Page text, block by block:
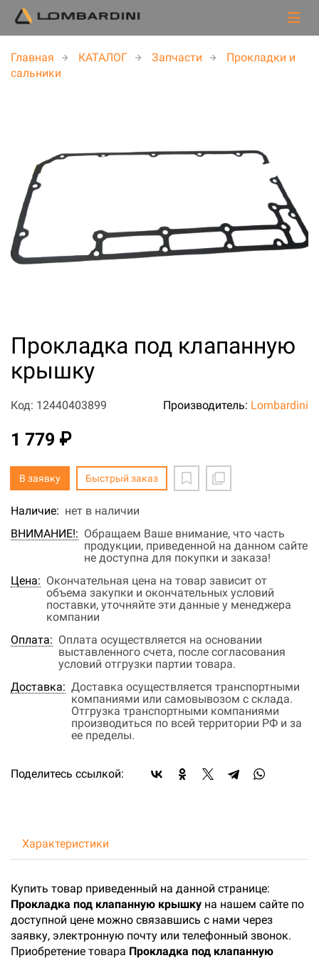
Главная КАТАЛОГ Запчасти
Прокладки и
сальники
Прокладка под клапанную
крышку
Код: 12440403899 Производитель: Lombardini
1 779 ₽
В заявку Быстрый заказ
Наличие: нет в наличии
ВНИМАНИЕ!: Обращаем Ваше внимание, что часть
продукции, приведенной на данном сайте
не доступна для покупки и заказа!
Цена: Окончательная цена на товар зависит от
объема закупки и окончательных условий
поставки, уточняйте эти данные у менеджера
компании
Оплата: Оплата осуществляется на основании
выставленного счета, после согласования
условий отгрузки партии товара.
Доставка: Доставка осуществляется транспортными
компаниями или самовывозом с склада.
Отгрузка транспортными компаниями
производиться по всей территории РФ и за
ее пределы.
Поделитесь ссылкой:
Характеристики
Купить товар приведенный на данной странице:
Прокладка под клапанную крышку на нашем сайте по
доступной цене можно связавшись с нами через
заявку, электронную почту или телефонный звонок.
Приобретение товара Прокладка под клапанную